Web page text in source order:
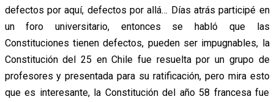
defectos por aquí, defectos por allá… Días atrás participé en
un foro universitario, entonces se habló que las
Constituciones tienen defectos, pueden ser impugnables, la
Constitución del 25 en Chile fue resuelta por un grupo de
profesores y presentada para su ratificación, pero mira esto
que es interesante, la Constitución del año 58 francesa fue